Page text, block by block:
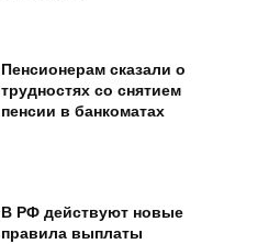
Пенсионерам сказали о
трудностях со снятием
пенсии в банкоматах
В РФ действуют новые
правила выплаты